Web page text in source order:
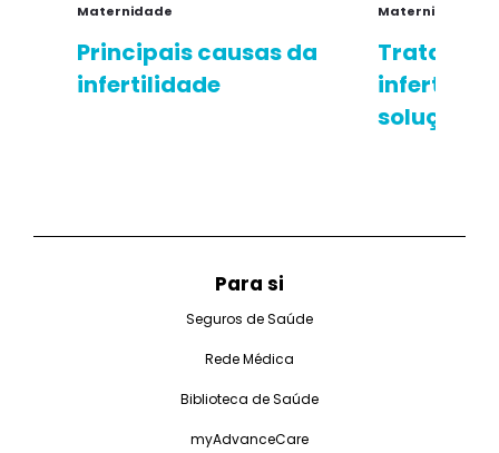
Maternidade
Principais causas da
infertilidade
Maternidade
soluções
Para si
Seguros de Saúde
Rede Médica
Biblioteca de Saúde
myAdvanceCare